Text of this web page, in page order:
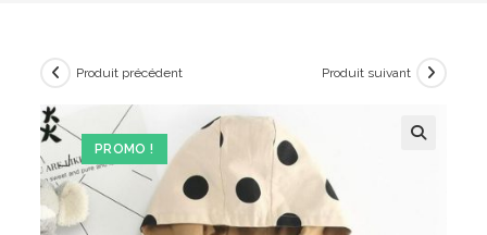
PROMO !
Produit précédent Produit suivant